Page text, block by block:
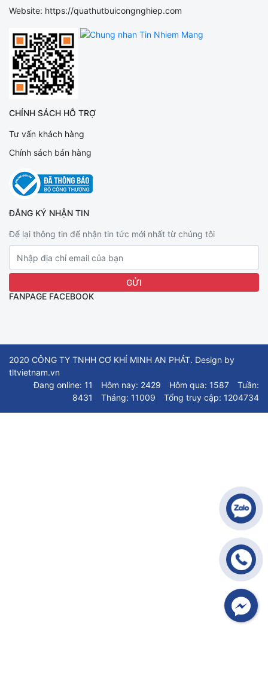
Website: https://quathutbuicongnghiep.com
CHÍNH SÁCH HỖ TRỢ
Tư vấn khách hàng
Chính sách bán hàng
ĐĂNG KÝ NHẬN TIN
Để lại thông tin để nhận tin tức mới nhất từ chúng tôi
FANPAGE FACEBOOK
2020 CÔNG TY TNHH CƠ KHÍ MINH AN PHÁT. Design by
tltvietnam.vn
Đang online: 11
Hôm nay: 2429 Hôm qua: 1587
Tuần:
8431
Tháng: 11009 Tổng truy cập: 1204734